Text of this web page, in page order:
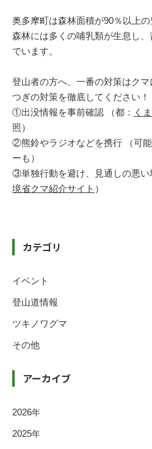
奥多摩町は森林面積が90％以上の
森林には多くの哺乳類が生息し
でいます。
登山者の方へ、一番の対策はクマ
つぎの対策を徹底してください！
①出没情報を事前確認 （都： く
照）
②熊鈴やラジオなどを携行 （可
ーも）
③単独行動を避け、見通しの悪い
境省クマ紹介サイト ）
カテゴリ
イベント
登山道情報
ツキノワグマ
その他
アーカイブ
2026年
2025年